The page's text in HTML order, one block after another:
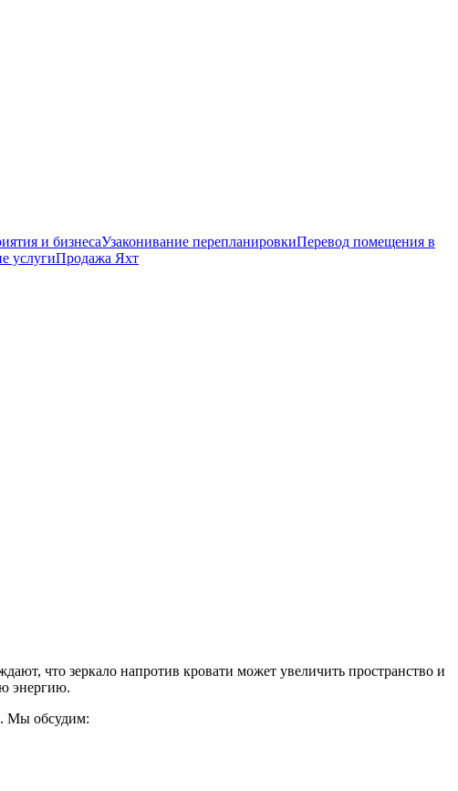
и бизнесаУзаконивание перепланировкиПеревод помещения в
услугиПродажа Яхт
что зеркало напротив кровати может увеличить пространство и
энергию.
Мы обсудим: